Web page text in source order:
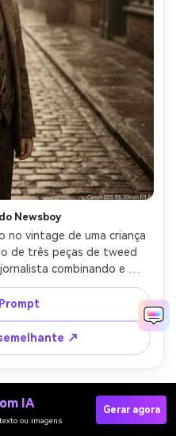
Newsboy
vintage de uma criança
de três peças de tweed
combinando e
em pé em um conjunto de
quente em tons de
R5, 50mm f/1.8, moldura
realistas, vibração
cinematográfica suave-AR
↗
IA
ou imagens
Gerar agora